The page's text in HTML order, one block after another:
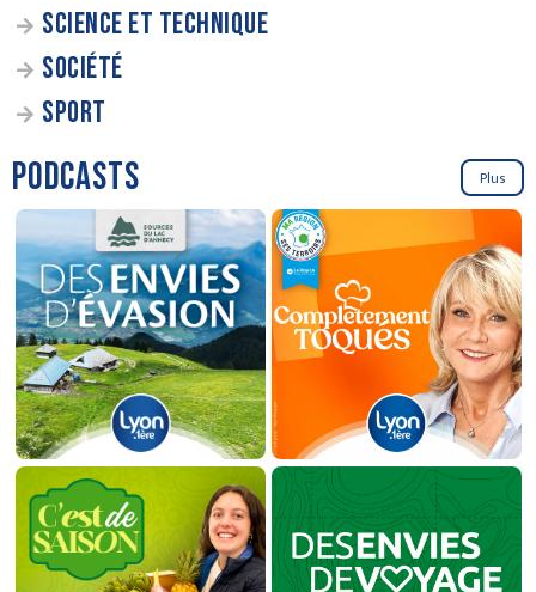
SCIENCE ET TECHNIQUE
SOCIÉTÉ
SPORT
PODCASTS Plus